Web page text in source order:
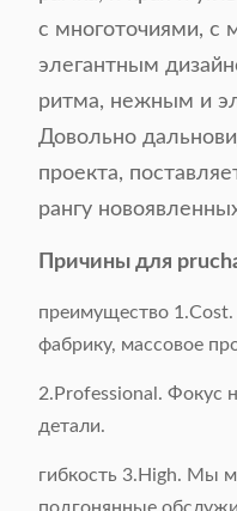
Стиль:
Вес брутто:
Поверхностный
материал:
Упаковка:
с многоточиями, с
элегантным
ритма, нежным и
Довольно
проекта,
рангу
Причины для
преимущество
фабрику, массовое
2.Professional. Фокус
детали.
гибкость 3.High. Мы